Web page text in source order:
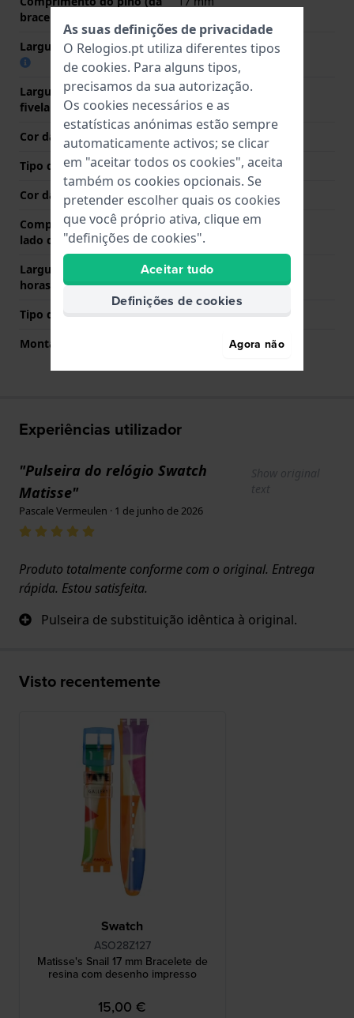
bracelete)
Largura das extremidades 17 mm
Largura da bracelete na
fivela
16 mm
Cor da bracelete
Padrão impressso
Tipo de Fecho
Fecho
Cor da fivela
Azul
Comprimento de banda no
lado das 12 horas
75 mm
Largura de banda lado 6
horas (mm)
105 mm
Tipo de montagem
Pinos em aço
Montagem Reta
Experiências utilizador
"Pulseira do relógio Swatch
Matisse"
Show original
text
Pascale Vermeulen · 1 de junho de 2026
Produto totalmente conforme com o original. Entrega
rápida. Estou satisfeita.
Pulseira de substituição idêntica à original.
Visto recentemente
Swatch
ASO28Z127
Matisse's Snail 17 mm Bracelete de
resina com desenho impresso
15,00 €
As suas definições de privacidade
O Relogios.pt utiliza diferentes tipos
de cookies. Para alguns tipos,
precisamos da sua autorização.
Os cookies necessários e as
estatísticas anónimas estão sempre
automaticamente activos; se clicar
em "aceitar todos os cookies", aceita
também os cookies opcionais. Se
pretender escolher quais os cookies
que você próprio ativa, clique em
"definições de cookies".
Aceitar tudo
Definições de cookies
Agora não